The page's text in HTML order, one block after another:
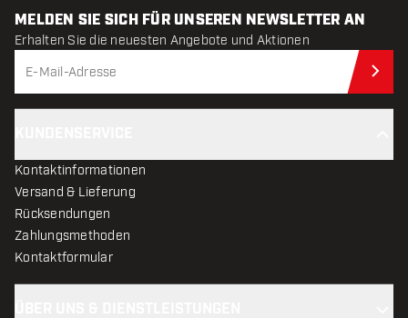
MELDEN SIE SICH FÜR UNSEREN NEWSLETTER AN
Erhalten Sie die neuesten Angebote und Aktionen
Kontaktinformationen
Versand & Lieferung
Rücksendungen
Zahlungsmethoden
Kontaktformular